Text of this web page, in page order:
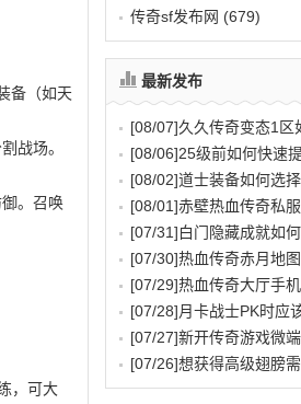
备（如天
战场。
。召唤
，可大
传奇sf发布网 (679)
最新发布
[08/07]久久传奇变态1区
[08/06]25级前如何快速
[08/02]道士装备如何选
[08/01]赤壁热血传奇私
[07/31]白门隐藏成就如
[07/30]热血传奇赤月地
[07/29]热血传奇大厅手
[07/28]月卡战士PK时应
[07/27]新开传奇游戏微
[07/26]想获得高级翅膀